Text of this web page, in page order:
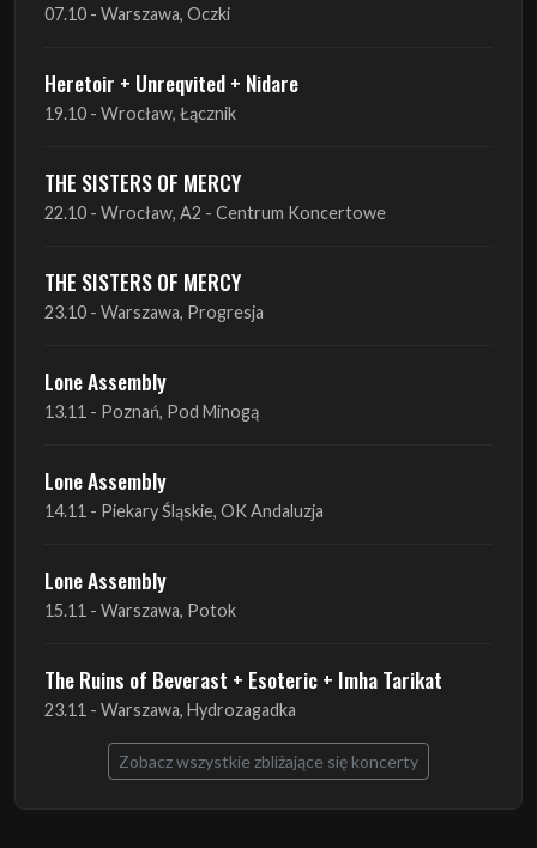
07.10 - Warszawa, Oczki
Heretoir + Unreqvited + Nidare
19.10 - Wrocław, Łącznik
THE SISTERS OF MERCY
22.10 - Wrocław, A2 - Centrum Koncertowe
THE SISTERS OF MERCY
23.10 - Warszawa, Progresja
Lone Assembly
13.11 - Poznań, Pod Minogą
Lone Assembly
14.11 - Piekary Śląskie, OK Andaluzja
Lone Assembly
15.11 - Warszawa, Potok
The Ruins of Beverast + Esoteric + Imha Tarikat
23.11 - Warszawa, Hydrozagadka
Zobacz wszystkie zbliżające się koncerty